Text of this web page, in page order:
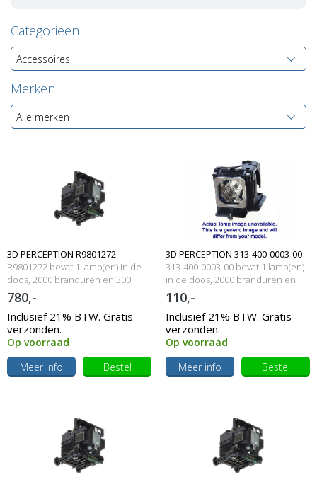
Categorieen
Accessoires
Merken
Alle merken
3D PERCEPTION R9801272
Originele lampmodule
R9801272 bevat 1 lamp(en) in de
doos, 2000 branduren en 300
Watt
780,-
Inclusief 21% BTW. Gratis
verzonden.
Op voorraad
Meer info
Bestel
3D PERCEPTION 313-400-0003-00
Merk lamp met behuizing
313-400-0003-00 bevat 1 lamp(en)
in de doos, 2000 branduren en
250 Watt
110,-
Inclusief 21% BTW. Gratis
verzonden.
Op voorraad
Meer info
Bestel